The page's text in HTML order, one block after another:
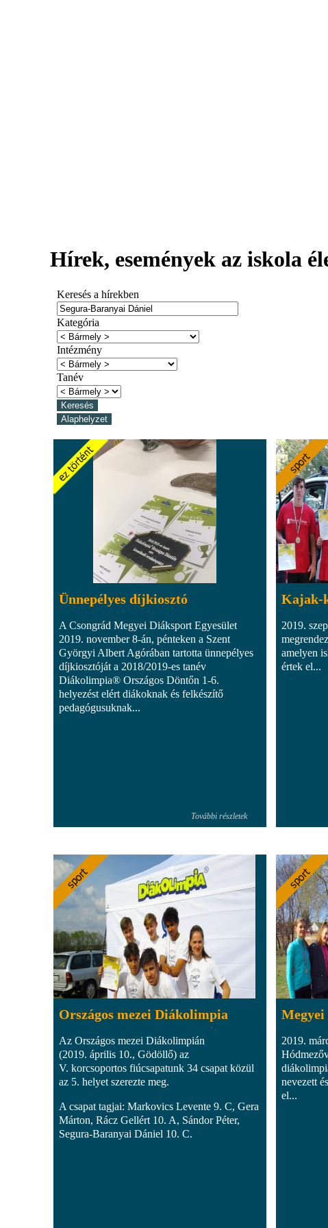
Hírek, események az iskola
Keresés a hírekben
Kategória
Intézmény
Tanév
Ünnepélyes díjkiosztó
A Csongrád Megyei Diáksport Egyesület
2019. november 8-án, pénteken a Szent
Györgyi Albert Agórában tartotta ünnepélyes
díjkiosztóját a 2018/2019-es tanév
Diákolimpia® Országos Döntőn 1-6.
helyezést elért diákoknak és felkészítő
pedagógusuknak...
További részletek
Kajak-
2019.
amelyen
értek el...
Országos mezei Diákolimpia
Az Országos mezei Diákolimpián
(2019. április 10., Gödöllő) az
V. korcsoportos fiúcsapatunk 34 csapat közül
az 5. helyet szerezte meg.
A csapat tagjai: Markovics Levente 9. C, Gera
Márton, Rácz Gellért 10. A, Sándor Péter,
Segura-Baranyai Dániel 10. C.
2019.
nevezett
el...